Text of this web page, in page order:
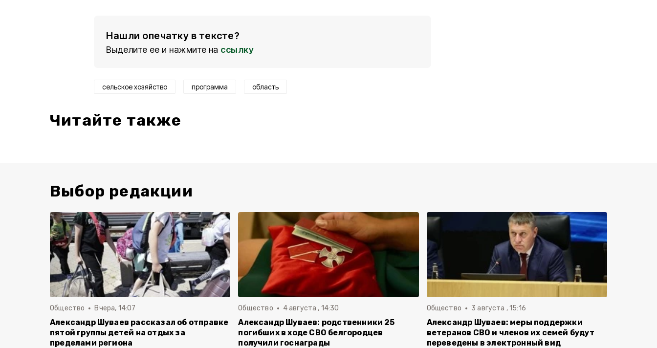
Нашли опечатку в тексте?
Выделите ее и нажмите на ссылку
сельское хозяйство программа область
Читайте также
Выбор редакции
Общество Вчера, 14:07
Александр Шуваев рассказал об отправке
пятой группы детей на отдых за
пределами региона
Общество 4 августа , 14:30
Александр Шуваев: родственники 25
погибших в ходе СВО белгородцев
получили госнаграды
Общество 3 августа , 15:16
Александр Шуваев: меры поддержки
ветеранов СВО и членов их семей будут
переведены в электронный вид